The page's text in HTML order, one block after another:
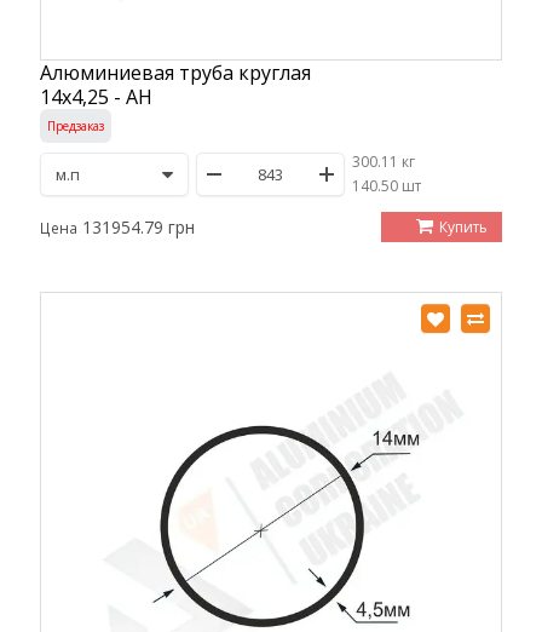
Алюминиевая труба круглая
14х4,25 - АН
Предзаказ
300.11 кг
/140.50 шт
Цена 131954.79 грн Купить